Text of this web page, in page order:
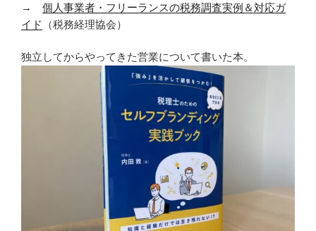
→ 個人事業者・フリーランスの税務調査実例＆対応ガ
イド
（税務経理協会）
独立してからやってきた営業について書いた本。